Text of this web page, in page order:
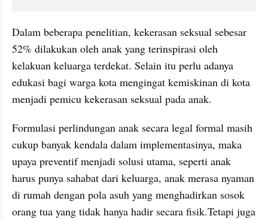
Dalam beberapa penelitian, kekerasan seksual sebesar
52% dilakukan oleh anak yang terinspirasi oleh
kelakuan keluarga terdekat. Selain itu perlu adanya
edukasi bagi warga kota mengingat kemiskinan di kota
menjadi pemicu kekerasan seksual pada anak.
Formulasi perlindungan anak secara legal formal masih
cukup banyak kendala dalam implementasinya, maka
upaya preventif menjadi solusi utama, seperti anak
harus punya sahabat dari keluarga, anak merasa nyaman
di rumah dengan pola asuh yang menghadirkan sosok
orang tua yang tidak hanya hadir secara fisik.Tetapi juga